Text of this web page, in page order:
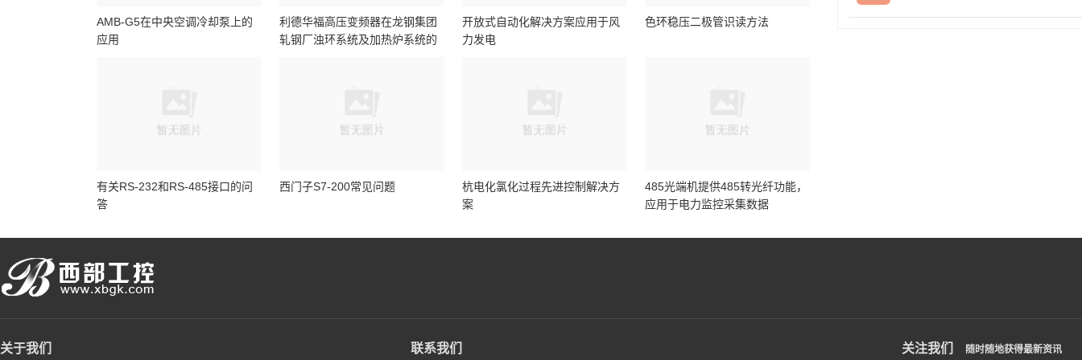
AMB-G5在中央空调冷却泵上的
应用
利德华福高压变频器在龙钢集团
轧钢厂浊环系统及加热炉系统的
开放式自动化解决方案应用于风
力发电
色环稳压二极管识读方法
有关RS-232和RS-485接口的问
答
西门子S7-200常见问题
杭电化氯化过程先进控制解决方
案
485光端机提供485转光纤功能，
应用于电力监控采集数据
关于我们 联系我们 关注我们 随时随地获得最新资讯